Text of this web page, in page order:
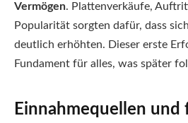
Vermögen. Plattenverkäufe,
Popularität sorgten dafür, dass
deutlich erhöhten. Dieser erste
Fundament für alles, was später
Einnahmequellen und